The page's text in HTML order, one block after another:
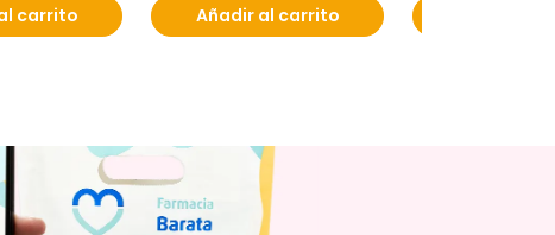
carrito Añadir al carrito